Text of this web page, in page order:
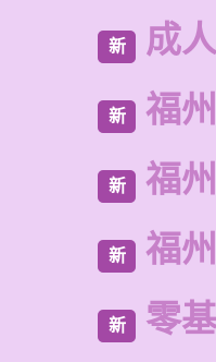
新 成
新 福
新 福
新 福
新 零